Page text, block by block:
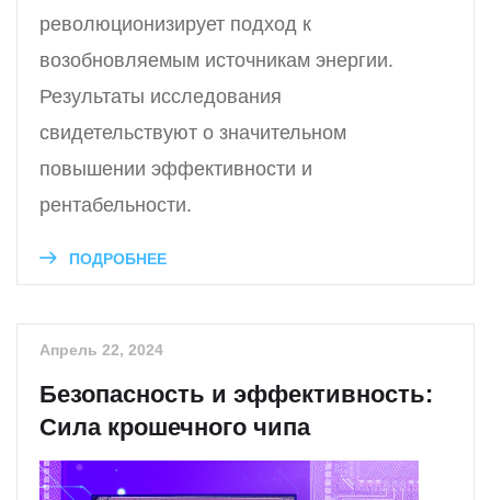
революционизирует подход к
возобновляемым источникам энергии.
Результаты исследования
свидетельствуют о значительном
повышении эффективности и
рентабельности.
ПОДРОБНЕЕ
Апрель 22, 2024
Безопасность и эффективность:
Сила крошечного чипа